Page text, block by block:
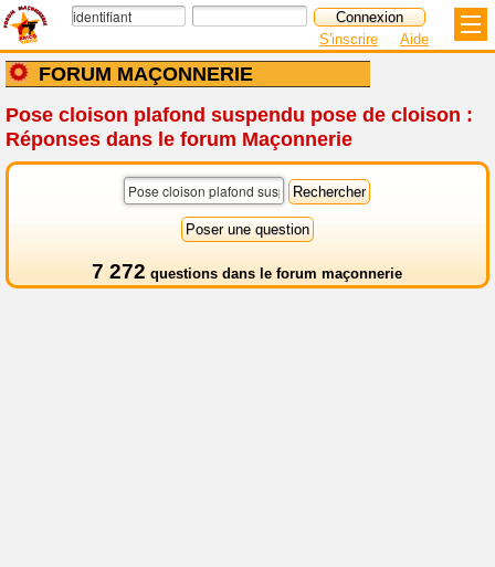
FORUM MAÇONNERIE
S'inscrire Aide
Pose cloison plafond suspendu pose de cloison :
Réponses dans le forum Maçonnerie
7 272 questions dans le forum maçonnerie